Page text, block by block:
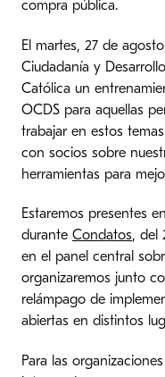
compra pública.
El martes, 27 de
Ciudadanía y
Católica un
OCDS para aquellas
trabajar en estos
con socios sobre
herramientas para
Estaremos presentes en
durante Condatos, del
en el panel central
organizaremos junto
relámpago de
abiertas en distintos
Para las